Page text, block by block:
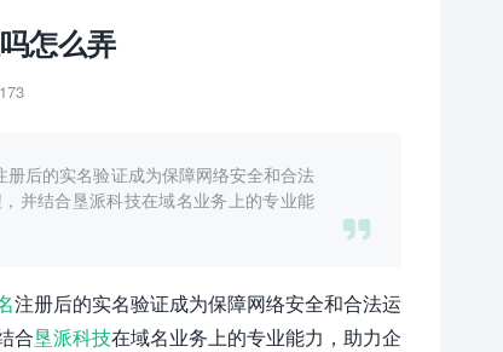
怎么弄
173

后的实名验证成为保障网络安全和合法
并结合垦派科技在域名业务上的专业能
注册后的实名验证成为保障网络安全和合法运
合垦派科技在域名业务上的专业能力，助力企